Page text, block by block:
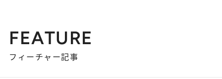
FEATURE
フィーチャー記事